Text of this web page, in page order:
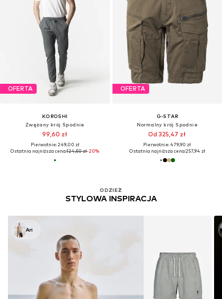
OFERTA
KOROSHI
Zwężany krój Spodnie
99,60 zł
Pierwotnie: 249,00 zł
Ostatnia najniższa cena:124,50 zł-20%
ODZIEŻ
STYLOWA INSPIRACJA
Ari
OFERTA
G-STAR
Normalny krój Spodnie
Od 325,47 zł
Pierwotnie: 479,90 zł
Ostatnia najniższa cena:257,94 zł